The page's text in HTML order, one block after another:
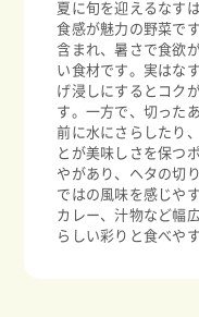
夏に旬を迎えるなす
食感が魅力の野菜で
含まれ、暑さで食欲
い食材です。実はな
げ浸しにするとコク
す。一方で、切った
前に水にさらしたり
とが美味しさを保つ
やがあり、ヘタの切
ではの風味を感じや
カレー、汁物など幅
らしい彩りと食べや